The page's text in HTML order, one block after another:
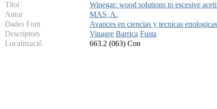
Títol
Winegar: wood solutions to escesive
Autor
MAS, A.
Dades Font
Avances en ciencias y tecnicas enologicas
Descriptors
Vinagre Barrica Fusta
Localització
663.2 (063) Con